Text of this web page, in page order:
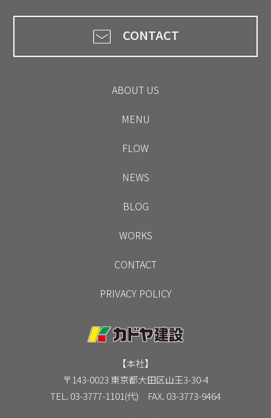
CONTACT
ABOUT US
MENU
FLOW
NEWS
BLOG
WORKS
CONTACT
PRIVACY POLICY
【本社】
〒143-0023 東京都大田区山王3-30-4
TEL. 03-3777-1101(代) FAX. 03-3773-9464